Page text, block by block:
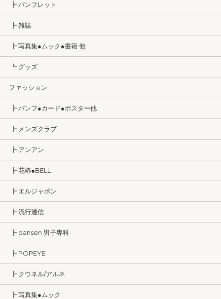
┣ パンフレット
┣ 雑誌
┣ 写真集●ムック●書籍 他
┗ グッズ
ファッション
┣ パンフ●カード●ポスター他
┣ メンズクラブ
┣ アンアン
┣ 花椿●BELL
┣ エルジャポン
┣ 流行通信
┣ dansen 男子専科
┣ POPEYE
┣ クウネル/アルネ
┣ 写真集●ムック